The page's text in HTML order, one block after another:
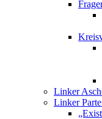
Linker
Linker